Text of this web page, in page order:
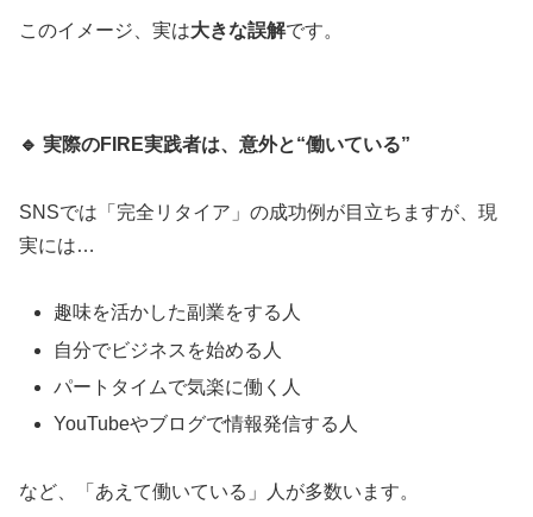
このイメージ、実は大きな誤解です。
🔹 実際のFIRE実践者は、意外と“働いている”
SNSでは「完全リタイア」の成功例が目立ちますが、現
実には…
趣味を活かした副業をする人
自分でビジネスを始める人
パートタイムで気楽に働く人
YouTubeやブログで情報発信する人
など、「あえて働いている」人が多数います。